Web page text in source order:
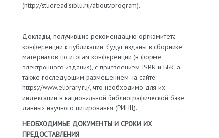
(http://studread.siblu.ru/about/program).
Доклады, получившие рекомендацию оргкомитета
конференции к публикации, будут изданы в сборнике
материалов по итогам конференции (в форме
электронного издания), с присвоением ISBN и ББК, а
также последующим размещением на сайте
https://www.elibrary.ru/, что необходимо для их
индексации в национальной библиографической базе
данных научного цитирования (РИНЦ).
НЕОБХОДИМЫЕ ДОКУМЕНТЫ И СРОКИ ИХ
ПРЕДОСТАВЛЕНИЯ